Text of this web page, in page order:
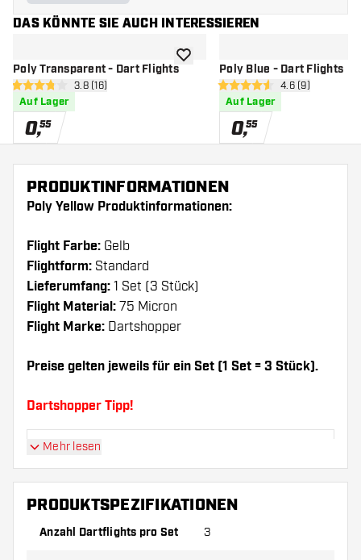
DAS KÖNNTE SIE AUCH INTERESSIEREN
Poly Transparent - Dart Flights
Bewertungsbereich öffnen
3.8 Bewertungssterne
3.8 (16)
Auf Lager
0,55
Zur Wunschliste hinzufügen
Poly Blue - Dart Flights
4.6 Bewertungssterne
4.6 (9)
Auf Lager
0,55
PRODUKTINFORMATIONEN
Poly Yellow Produktinformationen:
Flight Farbe: Gelb
Flightform: Standard
Lieferumfang: 1 Set (3 Stück)
Flight Material: 75 Micron
Flight Marke: Dartshopper
Preise gelten jeweils für ein Set (1 Set = 3 Stück).
Dartshopper Tipp!
Sorgen Sie für genügend Ersatz Flights und
Shafts. Diese können sich durch Gebrauch
Probieren Sie eine andere Form, ein anderes
Mehr lesen
PRODUKTSPEZIFIKATIONEN
Anzahl Dartflights pro Set 3